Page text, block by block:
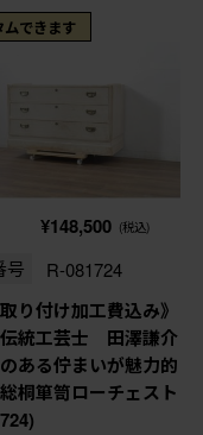
ムできます
¥148,500 (税込)
号 R-081724
り付け加工費込み》
統工芸士 田澤謙介
ある佇まいが魅力的
桐箪笥ローチェスト